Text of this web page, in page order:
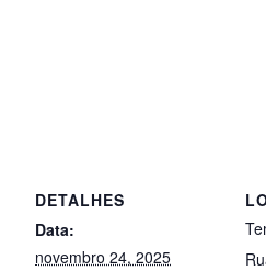
DETALHES
Data:
novembro 24, 2025